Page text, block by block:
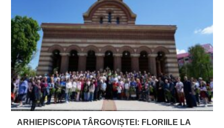
ARHIEPISCOPIA TÂRGOVIȘTEI: FLORIILE LA